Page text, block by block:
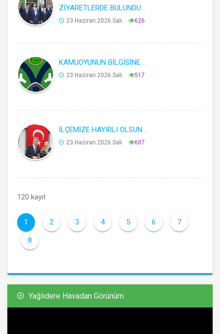
ZİYARETLERDE BULUNDU ..
23.Haziran.2026.Salı 626
KAMUOYUNUN BİLGİSİNE ..
23.Haziran.2026.Salı 517
İLÇEMİZE HAYIRLI OLSUN ..
23.Haziran.2026.Salı 607
120 kayıt
1 2 3 4 5 6 7
8
Yağlıdere Havadan Görünüm